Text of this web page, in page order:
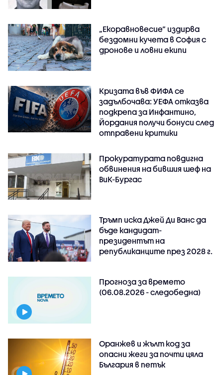
„Екоравновесие“ издирва
бездомни кучета в София с
дронове и ловни екипи
Кризата във ФИФА се
задълбочава: УЕФА отказва
подкрепа за Инфантино,
Йордания получи бонуси след
отправени критики
Прокуратурата повдигна
обвинения на бившия шеф на
ВиК-Бургас
Тръмп иска Джей Ди Ванс да
бъде кандидат-
президентът на
републиканците през 2028 г.
Прогноза за времето
(06.08.2026 - следобедна)
Оранжев и жълт код за
опасни жеги за почти цяла
България в петък